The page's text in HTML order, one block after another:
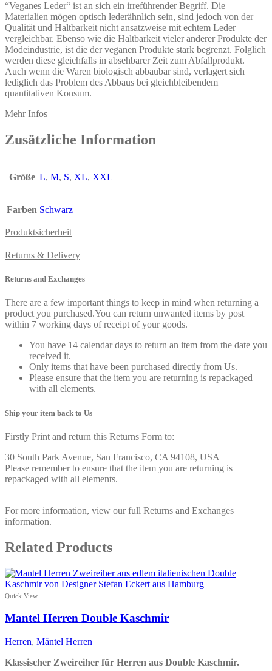
“Veganes Leder“ ist an sich ein irreführender Begriff. Die
Materialien mögen optisch lederähnlich sein, sind jedoch von der
Qualität und Haltbarkeit nicht ansatzweise mit echtem Leder
vergleichbar. Ebenso wie die Haltbarkeit vieler anderer Produkte der
Modeindustrie, ist die der veganen Produkte stark begrenzt. Folglich
werden diese gleichfalls in absehbarer Zeit zum Abfallprodukt.
Auch wenn die Waren biologisch abbaubar sind, verlagert sich
lediglich das Problem des Abbaus bei gleichbleibendem
quantitativen Konsum.
Mehr Infos
Zusätzliche Information
Größe L, M, S, XL, XXL
Farben Schwarz
Produktsicherheit
Returns & Delivery
Returns and Exchanges
There are a few important things to keep in mind when returning a
product you purchased.You can return unwanted items by post
within 7 working days of receipt of your goods.
You have 14 calendar days to return an item from the date you
received it.
Only items that have been purchased directly from Us.
Please ensure that the item you are returning is repackaged
with all elements.
Ship your item back to Us
Firstly Print and return this Returns Form to:
30 South Park Avenue, San Francisco, CA 94108, USA
Please remember to ensure that the item you are returning is
repackaged with all elements.
For more information, view our full Returns and Exchanges
information.
Related Products
Quick View
Mantel Herren Double Kaschmir
Herren, Mäntel Herren
Klassischer Zweireiher für Herren aus Double Kaschmir.